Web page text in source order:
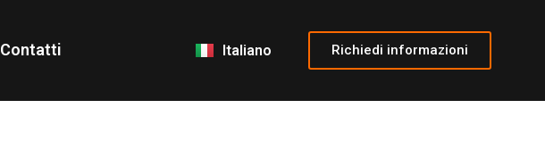
Contatti Italiano
Español
Richiedi informazioni